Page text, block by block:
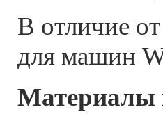
В отличие
для машин
Материалы